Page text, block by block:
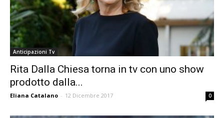
Anticipazioni Tv
Rita Dalla Chiesa torna in tv con uno show
prodotto dalla...
Eliana Catalano - 12 Dicembre 2017 0